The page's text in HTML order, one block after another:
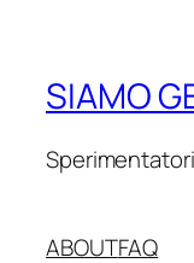
SIAMO
ABOUTFAQ